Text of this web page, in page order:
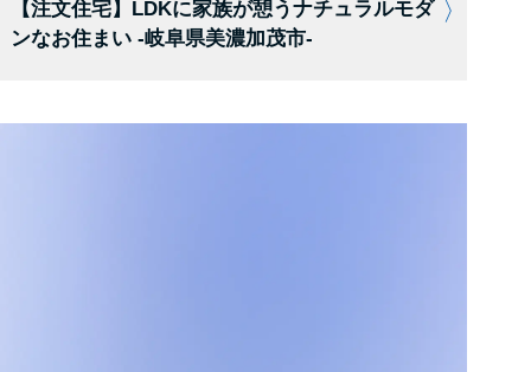
【注文住宅】LDKに家族が憩うナチュラルモダ
ンなお住まい -岐阜県美濃加茂市-